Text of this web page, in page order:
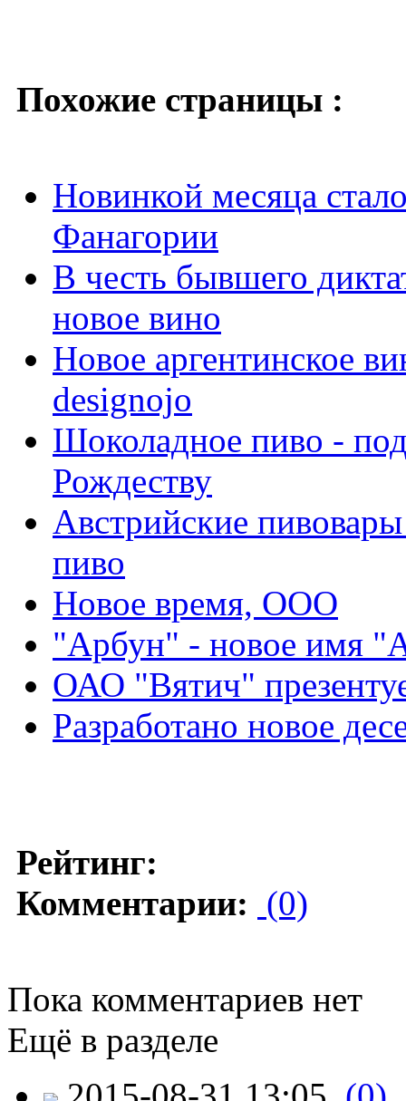
Похожие страницы :
Новинкой месяца
Фанагории
В честь бывшего
новое вино
Новое аргентинское
designojo
Шоколадное пиво -
Рождеству
Австрийские
пиво
Новое время, ООО
"Арбун" - новое имя
ОАО "Вятич"
Разработано новое
Рейтинг:
Комментарии: (0)
Пока комментариев нет
Ещё в разделе